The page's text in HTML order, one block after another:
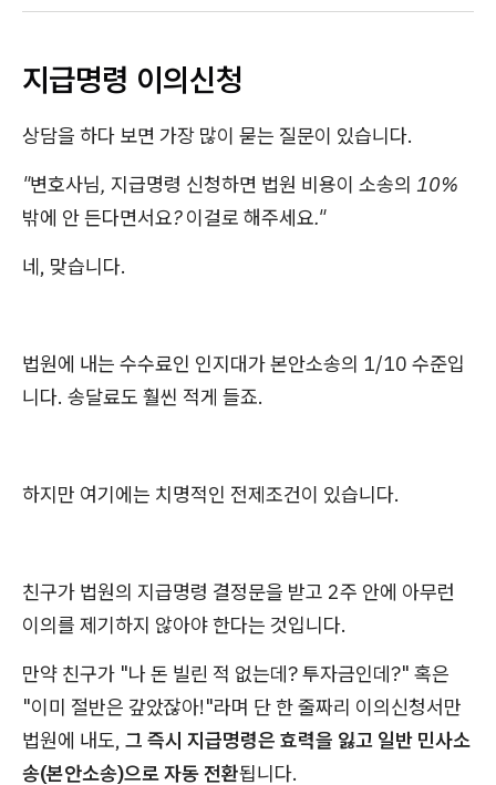
지급명령 이의신청
상담을 하다 보면 가장 많이 묻는 질문이 있습니다.
"변호사님, 지급명령 신청하면 법원 비용이 소송의 10%
밖에 안 든다면서요? 이걸로 해주세요."
네, 맞습니다.
법원에 내는 수수료인 인지대가 본안소송의 1/10 수준입
니다. 송달료도 훨씬 적게 들죠.
하지만 여기에는 치명적인 전제조건이 있습니다.
친구가 법원의 지급명령 결정문을 받고 2주 안에 아무런
이의를 제기하지 않아야 한다는 것입니다.
만약 친구가 "나 돈 빌린 적 없는데? 투자금인데?" 혹은
"이미 절반은 갚았잖아!"라며 단 한 줄짜리 이의신청서만
법원에 내도, 그 즉시 지급명령은 효력을 잃고 일반 민사소
송(본안소송)으로 자동 전환됩니다.